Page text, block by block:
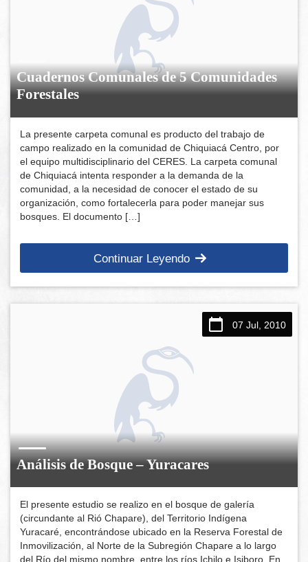
Cuadernos Comunales de 5 Comunidades
Forestales
La presente carpeta comunal es producto del trabajo de
campo realizado en la comunidad de Chiquiacá Centro, por
el equipo multidisciplinario del CERES. La carpeta comunal
de Chiquiacá intenta responder a la demanda de la
comunidad, a la necesidad de conocer el estado de su
organización, como fortalecerla para poder manejar sus
bosques. El documento […]
Continuar Leyendo
07 Jul, 2010
Análisis de Bosque – Yuracares
El presente estudio se realizo en el bosque de galería
(circundante al Rió Chapare), del Territorio Indígena
Yuracaré, encontrándose ubicado en la Reserva Forestal de
Inmovilización, al Norte de la Subregión Chapare a lo largo
del Río del mismo nombre, entre los ríos Ichilo e Isiboro. En